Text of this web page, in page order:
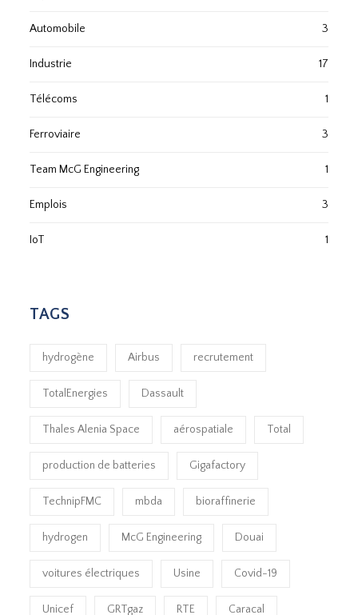
Automobile 3
Industrie 17
Télécoms 1
Ferroviaire 3
Team McG Engineering 1
Emplois 3
IoT 1
TAGS
hydrogène Airbus recrutement
TotalEnergies Dassault
Thales Alenia Space aérospatiale Total
production de batteries Gigafactory
TechnipFMC mbda bioraffinerie
hydrogen McG Engineering Douai
voitures électriques Usine Covid-19
Unicef GRTgaz RTE Caracal